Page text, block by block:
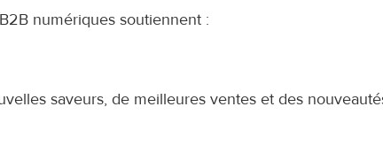
numériques soutiennent :
saveurs, de meilleures ventes et des